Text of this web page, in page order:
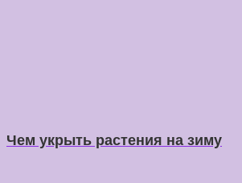
Чем укрыть растения на зиму